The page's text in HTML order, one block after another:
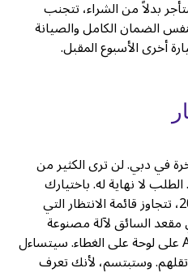
بدلاً من الشراء، تتجنب
الضمان الكامل والصيانة
أخرى الأسبوع المقبل.
في دبي. لن ترى الكثير من
محدود. الطلب لا نهاية له. باختيارك
استئجار مرسيدس جي 63 2024، تتجاوز قائمة الانتظار التي
السائق لآلة مصنوعة
يدويًا. يوقع صانع محركات AMG على لوحة على الغطاء. سيتساءل
وستبتسم، لأنك تعرف